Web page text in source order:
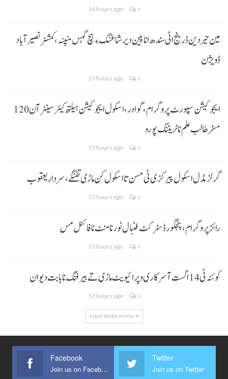
16 hours ago 0
مین حیردین ڈرینج اٹی سندھ انا پین دیر شاغنگ ءِ ہچ گہس منپنہ،کمشنر نصیرآباد
ڈویژن
17 hours ago 0
ایجوکیشن سپورٹ پروگرام،گوادر، اسکول ایجوکیشن ہیلتھ کیئر سینٹر آن 120
مسڑ طالب علم نا ٹریننگ پورو
17 hours ago 0
گرلز مڈل اسکول پیرکزی ٹی مسن تا اسکول کن ماڑی تفنگے، سردار یعقوب
17 hours ago 0
رائز پروگرام، پنجگور ڈسٹرکٹ فٹبال ٹورنامنٹ نا فائنل مس
17 hours ago 0
کوئٹہ ٹی 14 اگست آ سرکاری و پرائیویٹ ماڑی تے بیرفنگ نا بابت دیوان
17 hours ago 0
LOAD MORE POSTS
Facebook
Join us on Facebook
Twitter
Join us on Twitter